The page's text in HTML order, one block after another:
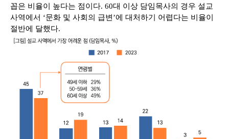
꼽은 비율이 높다는 점이다. 60대 이상 담임목사의 경우 설교
사역에서 ‘문화 및 사회의 급변’에 대처하기 어렵다는 비율이
절반에 달했다.